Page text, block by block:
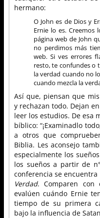
hermano:
O John es de Dios y
Ernie lo es. Creemos
página web de John
no perdimos más
web. Si ves errores
resto, te confundes o
la verdad cuando no
cuando mezcla la
Así que, piensan que
y rechazan todo. Dejan
leer los estudios. De esa
bíblico: “¡Examinadlo
a otros que
Biblia. Les aconsejo
especialmente los sueños
los sueños a partir de
conferencia se
Verdad. Comparen
evalúen cuándo Ernie
tiempo de su primera
bajo la influencia de